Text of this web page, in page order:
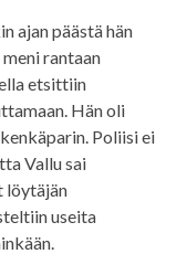
ajan päästä hän
rantaan
etsittiin
Hän oli
Poliisi ei
Vallu sai
löytäjän
useita